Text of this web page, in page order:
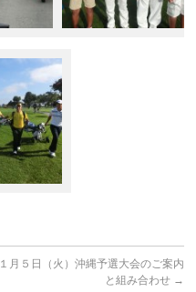
１月５日（火）沖縄予選大会のご案内
と組み合わせ →